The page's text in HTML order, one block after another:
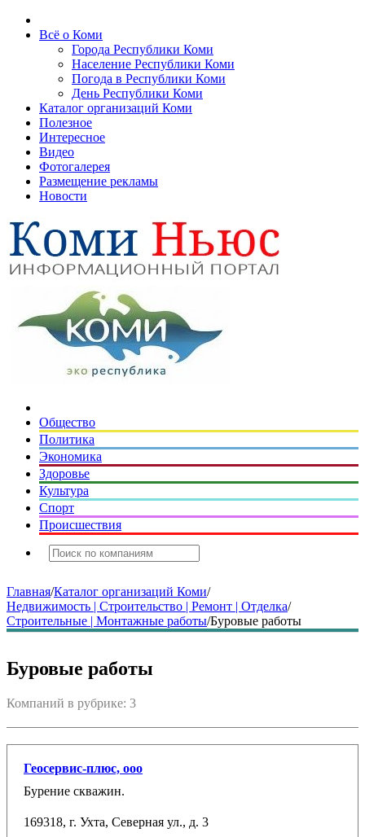
Всё о Коми
Города Республики Коми
Население Республики Коми
Погода в Республики Коми
День Республики Коми
Каталог организаций Коми
Полезное
Интересное
Видео
Фотогалерея
Размещение рекламы
Новости
Общество
Политика
Экономика
Здоровье
Культура
Спорт
Происшествия
Главная/Каталог организаций Коми/
Недвижимость | Строительство | Ремонт | Отделка/
Строительные | Монтажные работы/Буровые работы
Буровые работы
Компаний в рубрике: 3
Геосервис-плюс, ооо
Бурение скважин.
169318, г. Ухта, Северная ул., д. 3